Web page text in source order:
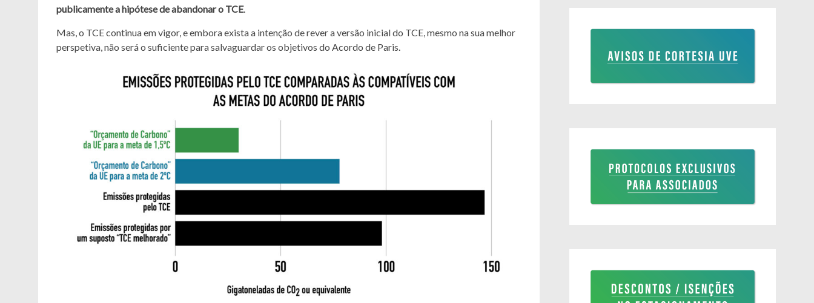
publicamente a hipótese de abandonar o TCE.
Mas, o TCE continua em vigor, e embora exista a intenção de rever a versão inicial do TCE, mesmo na sua melhor
perspetiva, não será o suficiente para salvaguardar os objetivos do Acordo de Paris.